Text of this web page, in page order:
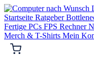
Startseite Ratgeber
Fertige PCs FPS Rechner
Merch & T-Shirts Mein